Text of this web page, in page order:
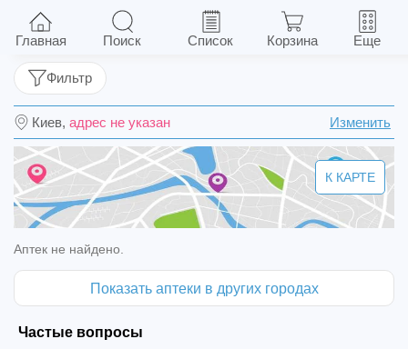
Ломексин капс. вагин. 200 мг №3
Киев, адрес не указан Изменить
Фильтр
К КАРТЕ
Аптек не найдено.
Показать аптеки в других городах
Частые вопросы
Главная Поиск Список Корзина Еще